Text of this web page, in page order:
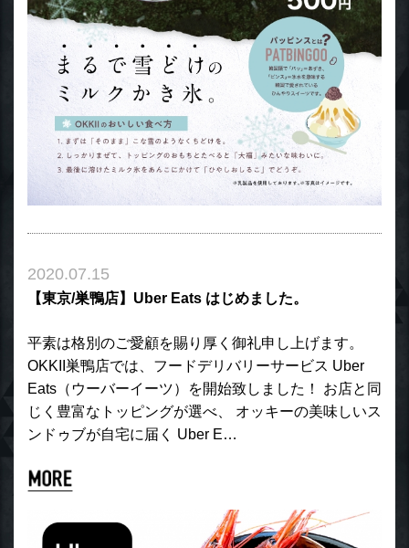
2020.07.15
【東京/巣鴨店】Uber Eats はじめました。
平素は格別のご愛顧を賜り厚く御礼申し上げます。
OKKII巣鴨店では、フードデリバリーサービス Uber
Eats（ウーバーイーツ）を開始致しました！ お店と同
じく豊富なトッピングが選べ、 オッキーの美味しいス
ンドゥブが自宅に届く Uber E…